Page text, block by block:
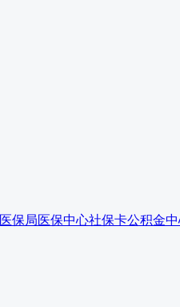
医保局医保中心社保卡公积金